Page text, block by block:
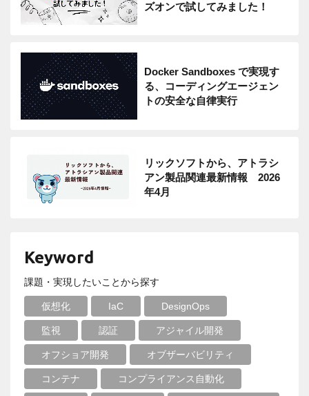
ズオンで試してみました！
Docker Sandboxes で実現す
る、コーディングエージェン
トの安全な自律実行
リックソフトから、アトラシ
アン製品関連最新情報 2026
年4月
Keyword
課題・実現したいことから探す
仮想化 IaC DesignOps
監視 認証 アジャイル開発
オフショア開発 オブザーバビリティ
コンテナ コンプライアンス自動化